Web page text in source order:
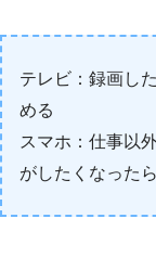
テレビ：録画し
める
スマホ：仕事以
がしたくなった